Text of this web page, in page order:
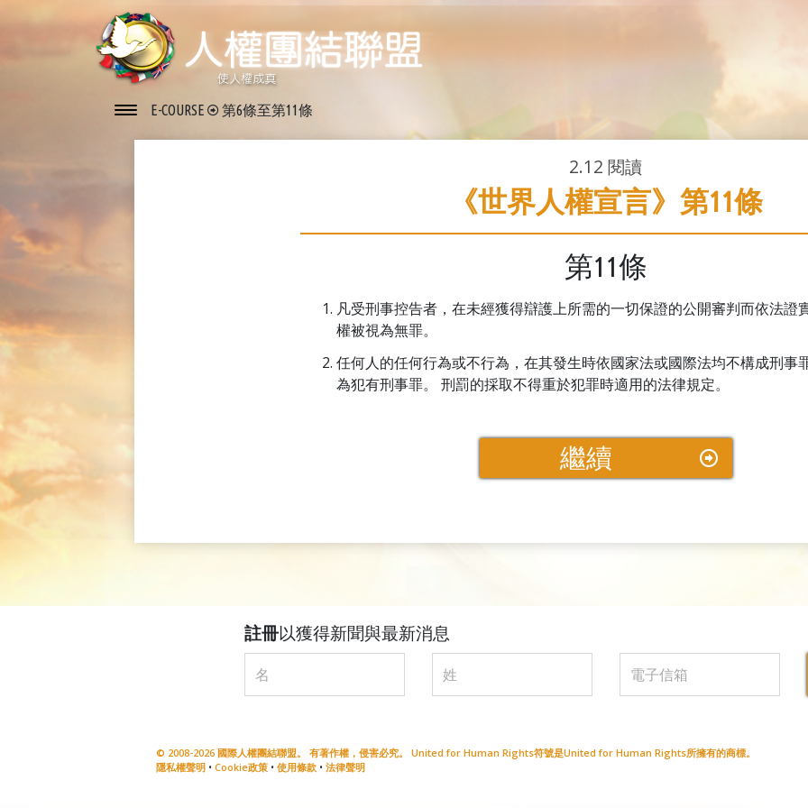
E-COURSE 第6條至第11條
2.12 閱讀
《世界人權宣言》第11條
第11條
凡受刑事控告者，在未經獲得辯護上所需的一切保證的公開審判而依法證
權被視為無罪。
任何人的任何行為或不行為，在其發生時依國家法或國際法均不構成刑事
為犯有刑事罪。 刑罰的採取不得重於犯罪時適用的法律規定。
繼續
註冊以獲得新聞與最新消息
© 2008-2026 國際人權團結聯盟。 有著作權，侵害必究。 United for Human Rights符號是United for Human Rights所擁有的商標。
隱私權聲明• Cookie政策• 使用條款• 法律聲明